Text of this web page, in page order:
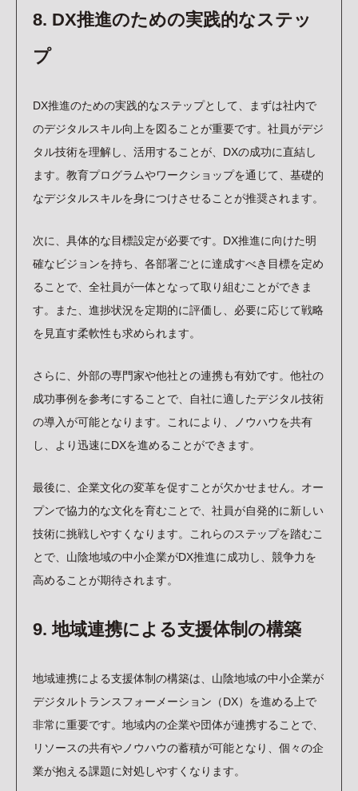
8. DX推進のための実践的なステッ
プ
DX推進のための実践的なステップとして、まずは社内で
のデジタルスキル向上を図ることが重要です。社員がデジ
タル技術を理解し、活用することが、DXの成功に直結し
ます。教育プログラムやワークショップを通じて、基礎的
なデジタルスキルを身につけさせることが推奨されます。
次に、具体的な目標設定が必要です。DX推進に向けた明
確なビジョンを持ち、各部署ごとに達成すべき目標を定め
ることで、全社員が一体となって取り組むことができま
す。また、進捗状況を定期的に評価し、必要に応じて戦略
を見直す柔軟性も求められます。
さらに、外部の専門家や他社との連携も有効です。他社の
成功事例を参考にすることで、自社に適したデジタル技術
の導入が可能となります。これにより、ノウハウを共有
し、より迅速にDXを進めることができます。
最後に、企業文化の変革を促すことが欠かせません。オー
プンで協力的な文化を育むことで、社員が自発的に新しい
技術に挑戦しやすくなります。これらのステップを踏むこ
とで、山陰地域の中小企業がDX推進に成功し、競争力を
高めることが期待されます。
9. 地域連携による支援体制の構築
地域連携による支援体制の構築は、山陰地域の中小企業が
デジタルトランスフォーメーション（DX）を進める上で
非常に重要です。地域内の企業や団体が連携することで、
リソースの共有やノウハウの蓄積が可能となり、個々の企
業が抱える課題に対処しやすくなります。